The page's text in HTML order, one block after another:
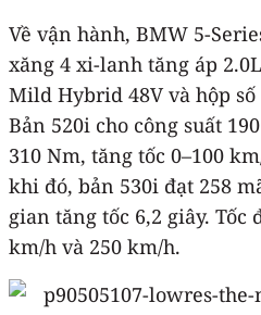
Về vận hành, BMW 5-
xăng 4 xi-lanh tăng áp
Mild Hybrid 48V và hộp
Bản 520i cho công suất
310 Nm, tăng tốc 0–100
khi đó, bản 530i đạt 258
gian tăng tốc 6,2 giây.
km/h và 250 km/h.